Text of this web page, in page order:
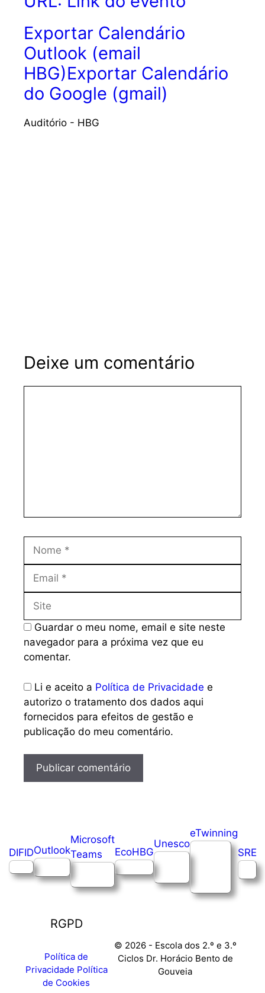
Exportar Calendário
Outlook (email
HBG)Exportar Calendário
do Google (gmail)
Auditório - HBG
Deixe um comentário
Nome
Email
Site
Guardar o meu nome, email e site neste
navegador para a próxima vez que eu
comentar.
Li e aceito a Política de Privacidade e
autorizo o tratamento dos dados aqui
fornecidos para efeitos de gestão e
publicação do meu comentário.
DIFIDOutlook
Microsoft
Teams
EcoHBG
Unesco
eTwinning
SRE
RGPD
Política de
Privacidade Política
de Cookies
© 2026 - Escola dos 2.º e 3.º
Ciclos Dr. Horácio Bento de
Gouveia